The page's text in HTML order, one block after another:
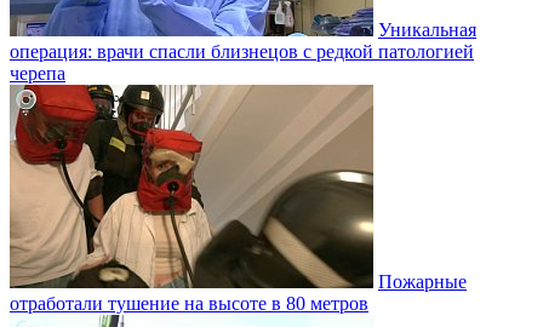
Уникальная
операция: врачи спасли близнецов с редкой патологией
черепа
Пожарные
отработали тушение на высоте в 80 метров